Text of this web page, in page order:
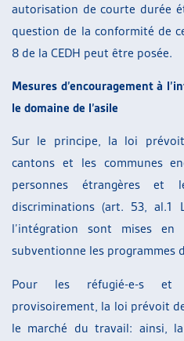
autorisation de courte durée
question de la conformité de
8 de la CEDH peut être posée.
Mesures d’encouragement à
le domaine de l’asile
Sur le principe, la loi
cantons et les communes
personnes étrangères et
discriminations (art. 53, al.1
l’intégration sont mises
subventionne les programmes
Pour les réfugié-e-s et
provisoirement, la loi prévoit
le marché du travail: ainsi,